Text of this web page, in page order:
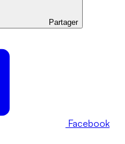
Partager
Facebook